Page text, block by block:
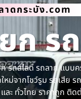
าดกระบัง.com
ก ร
รถสไลด์ รถลาก แบบ
ใหม่จากโชว์รูม รถเสีย
ละ ทั่วไทย ราคาถูก ติด